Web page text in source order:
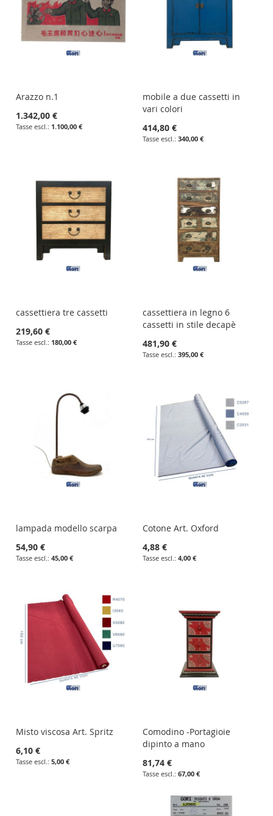
Arazzo n.1
1.342,00 €
1.100,00 €
mobile a due cassetti in
vari colori
414,80 €
340,00 €
cassettiera tre cassetti
219,60 €
180,00 €
cassettiera in legno 6
cassetti in stile decapè
481,90 €
395,00 €
lampada modello scarpa
54,90 €
45,00 €
Cotone Art. Oxford
4,88 €
4,00 €
Misto viscosa Art. Spritz
6,10 €
5,00 €
Comodino -Portagioie
dipinto a mano
81,74 €
67,00 €